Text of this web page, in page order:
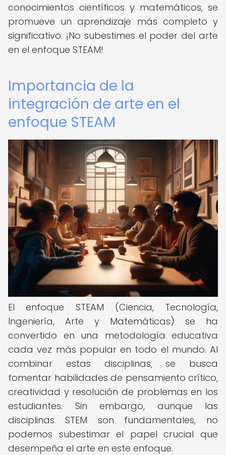
conocimientos científicos y matemáticos, se
promueve un aprendizaje más completo y
significativo. ¡No subestimes el poder del arte
en el enfoque STEAM!
Importancia de la
integración de arte en el
enfoque STEAM
El enfoque STEAM (Ciencia, Tecnología,
Ingeniería, Arte y Matemáticas) se ha
convertido en una metodología educativa
cada vez más popular en todo el mundo. Al
combinar estas disciplinas, se busca
fomentar habilidades de pensamiento crítico,
creatividad y resolución de problemas en los
estudiantes. Sin embargo, aunque las
disciplinas STEM son fundamentales, no
podemos subestimar el papel crucial que
desempeña el arte en este enfoque.